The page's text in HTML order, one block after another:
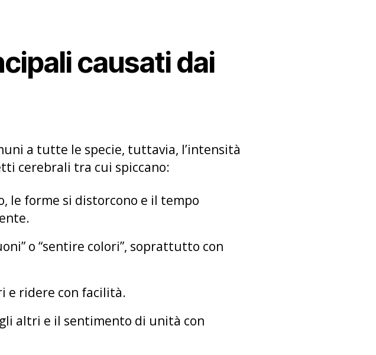
causati dai
a tutte le specie, tuttavia, l’intensità
cerebrali tra cui spiccano:
le forme si distorcono e il tempo
o “sentire colori”, soprattutto con
e ridere con facilità.
gli altri e il sentimento di unità con